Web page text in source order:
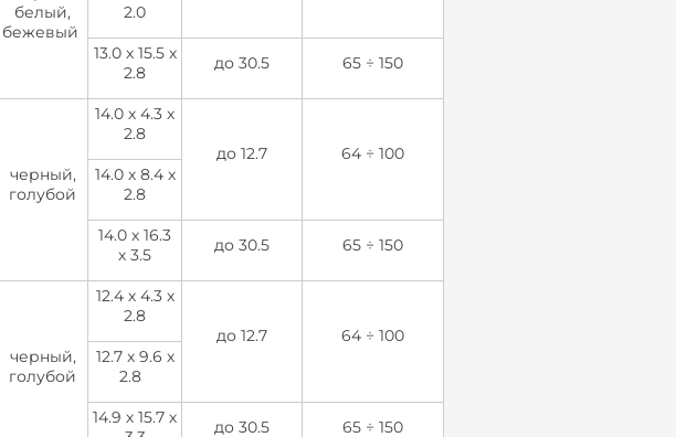
белый,
бежевый
2.0
13.0 х 15.5 х
2.8
до 30.5 65 ÷ 150
черный,
голубой
14.0 х 4.3 х
2.8
до 12.7
64 ÷ 100
14.0 х 8.4 х
2.8
14.0 х 16.3
х 3.5
до 30.5 65 ÷ 150
черный,
голубой
12.4 х 4.3 х
2.8
до 12.7
64 ÷ 100
12.7 х 9.6 х
2.8
14.9 х 15.7 х
до 30.5 65 ÷ 150